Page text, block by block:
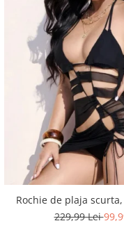
Rochie de plaja
229,99 Lei